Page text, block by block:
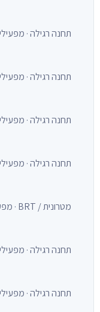
תחנה רגילה · מפעילי אוטובוסים
תחנה רגילה · מפעילי אוטובוסים
תחנה רגילה · מפעילי אוטובוסים
תחנה רגילה · מפעילי אוטובוסים
מטרונית / BRT · מפעילי אוטובוסים
תחנה רגילה · מפעילי אוטובוסים
תחנה רגילה · מפעילי אוטובוסים